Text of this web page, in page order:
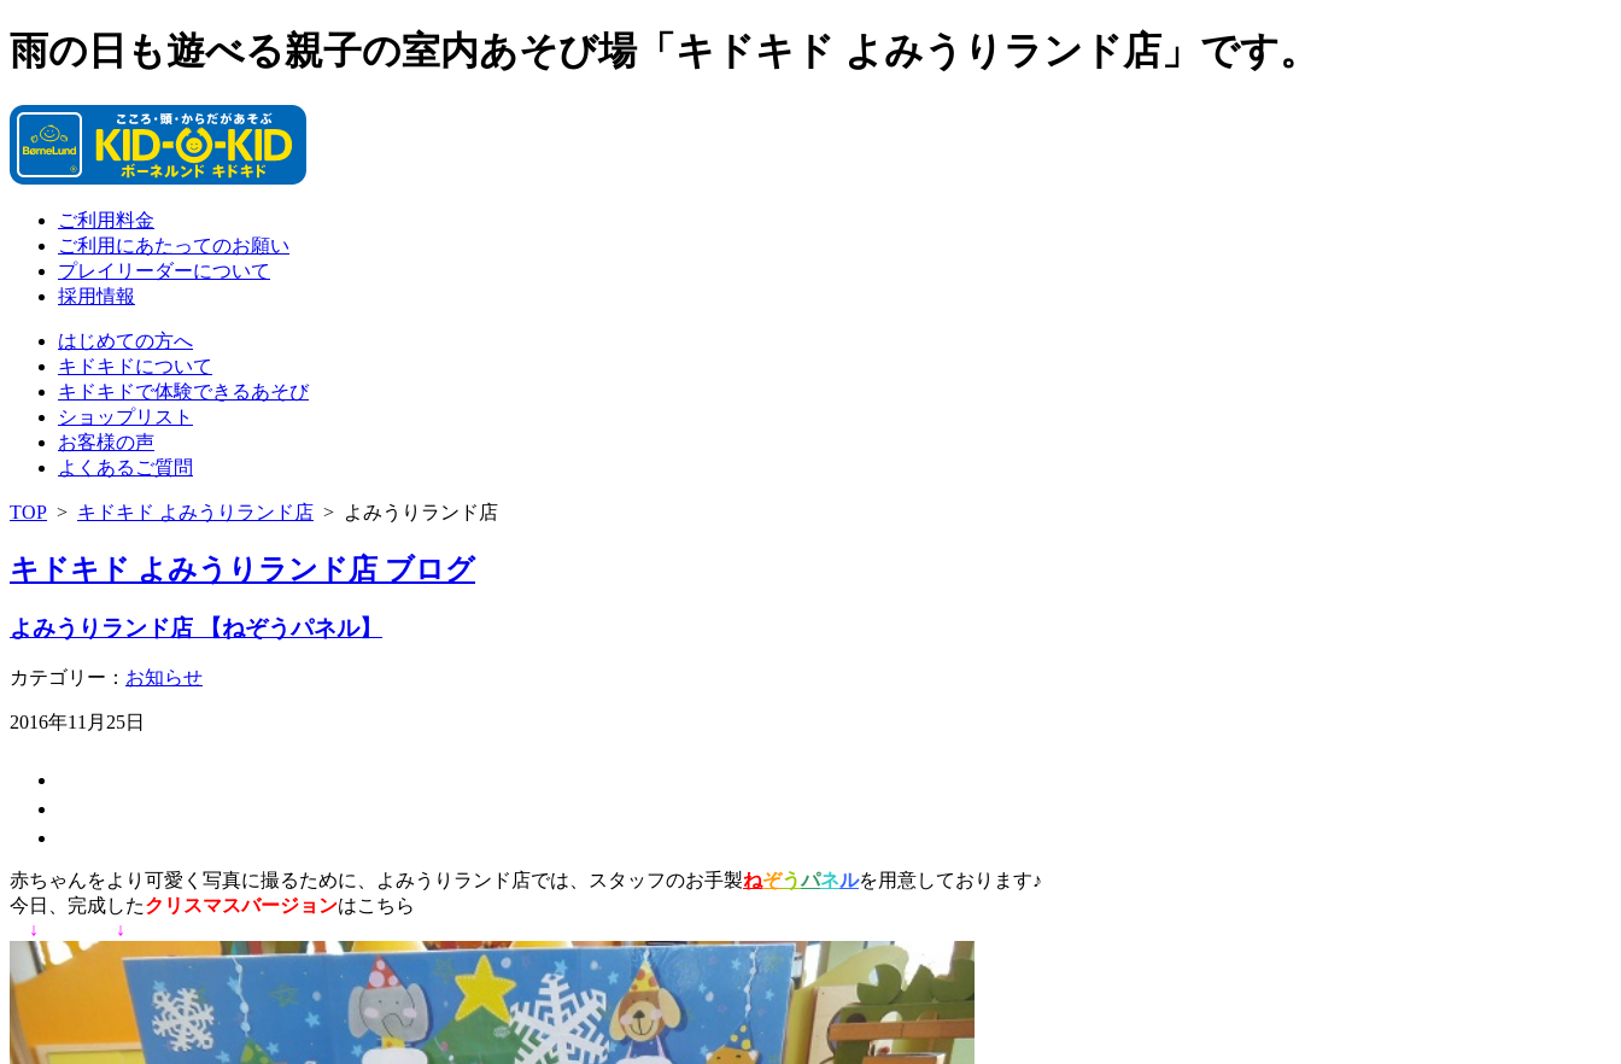
雨の日も遊べる親子の室内あそび場「キドキド よみうりランド店」です。
ご利用料金
ご利用にあたってのお願い
プレイリーダーについて
採用情報
はじめての方へ
キドキドについて
キドキドで体験できるあそび
ショップリスト
お客様の声
よくあるご質問
TOP > キドキド よみうりランド店 > よみうりランド店
キドキド よみうりランド店 ブログ
よみうりランド店 【ねぞうパネル】
カテゴリー： お知らせ
2016年11月25日
赤ちゃんをより可愛く写真に撮るために、よみうりランド店では、スタッフのお手製ねぞうパネルを用意しております♪
今日、完成したクリスマスバージョンはこちら
↓ ↓